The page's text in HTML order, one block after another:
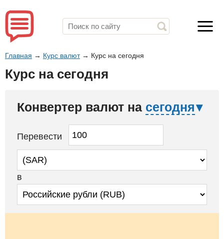
Главная → Курс валют→ Курс на сегодня
Курс на сегодня
Конвертер валют на сегодня
Перевести
в